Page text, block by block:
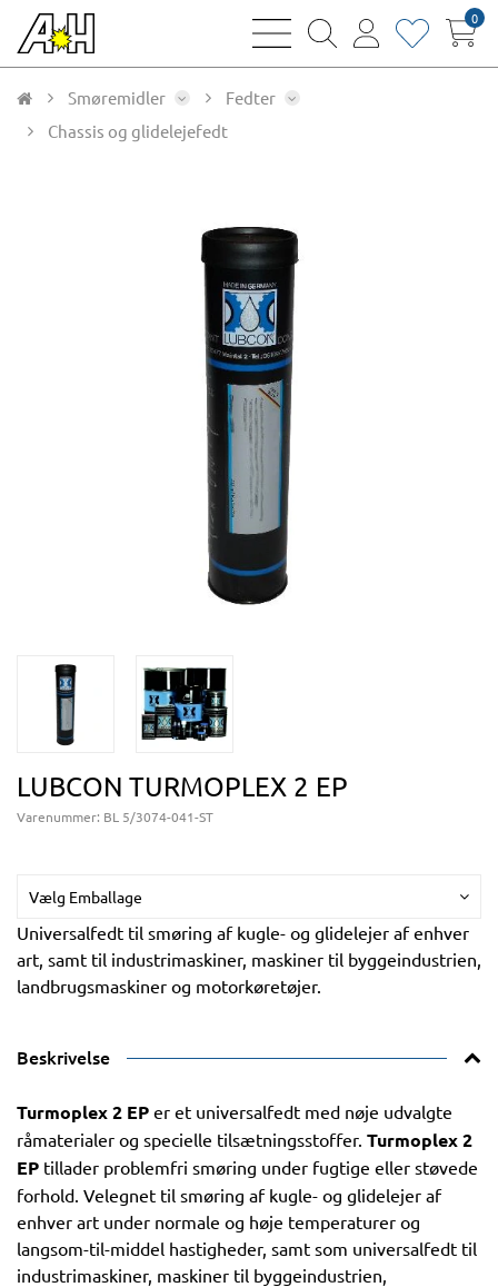
bars
magnifying
user
heart0
Smøremidler
Fedter
Chassis og glidelejefedt
LUBCON TURMOPLEX 2 EP
Varenummer: BL 5/3074-041-ST
Vælg Emballage
Universalfedt til smøring af kugle- og glidelejer af enhver
art, samt til industrimaskiner, maskiner til byggeindustrien,
landbrugsmaskiner og motorkøretøjer.
Beskrivelse
Turmoplex 2 EP er et universalfedt med nøje udvalgte
råmaterialer og specielle tilsætningsstoffer. Turmoplex 2
EP tillader problemfri smøring under fugtige eller støvede
forhold. Velegnet til smøring af kugle- og glidelejer af
enhver art under normale og høje temperaturer og
langsom-til-middel hastigheder, samt som universalfedt til
industrimaskiner, maskiner til byggeindustrien,